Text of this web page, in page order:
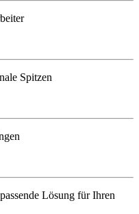
Spitzen
Lösung für Ihren